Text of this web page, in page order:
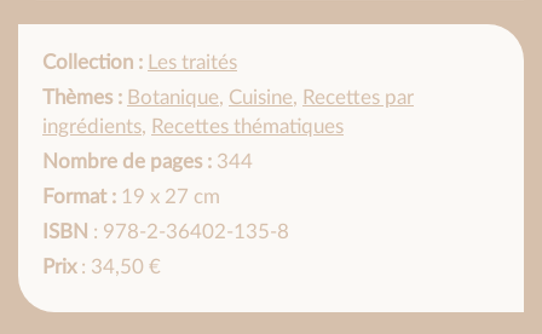
Collection : Les traités
Thèmes : Botanique, Cuisine, Recettes par
ingrédients, Recettes thématiques
Nombre de pages : 344
Format : 19 x 27 cm
ISBN : 978-2-36402-135-8
Prix: 34,50 €